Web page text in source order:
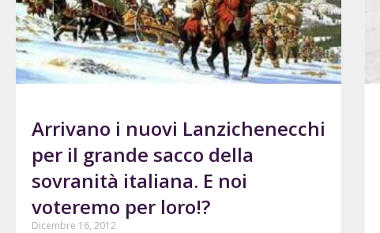
Arrivano i nuovi Lanzichenecchi
per il grande sacco della
sovranità italiana. E noi
voteremo per loro!?
Dicembre 16, 2012